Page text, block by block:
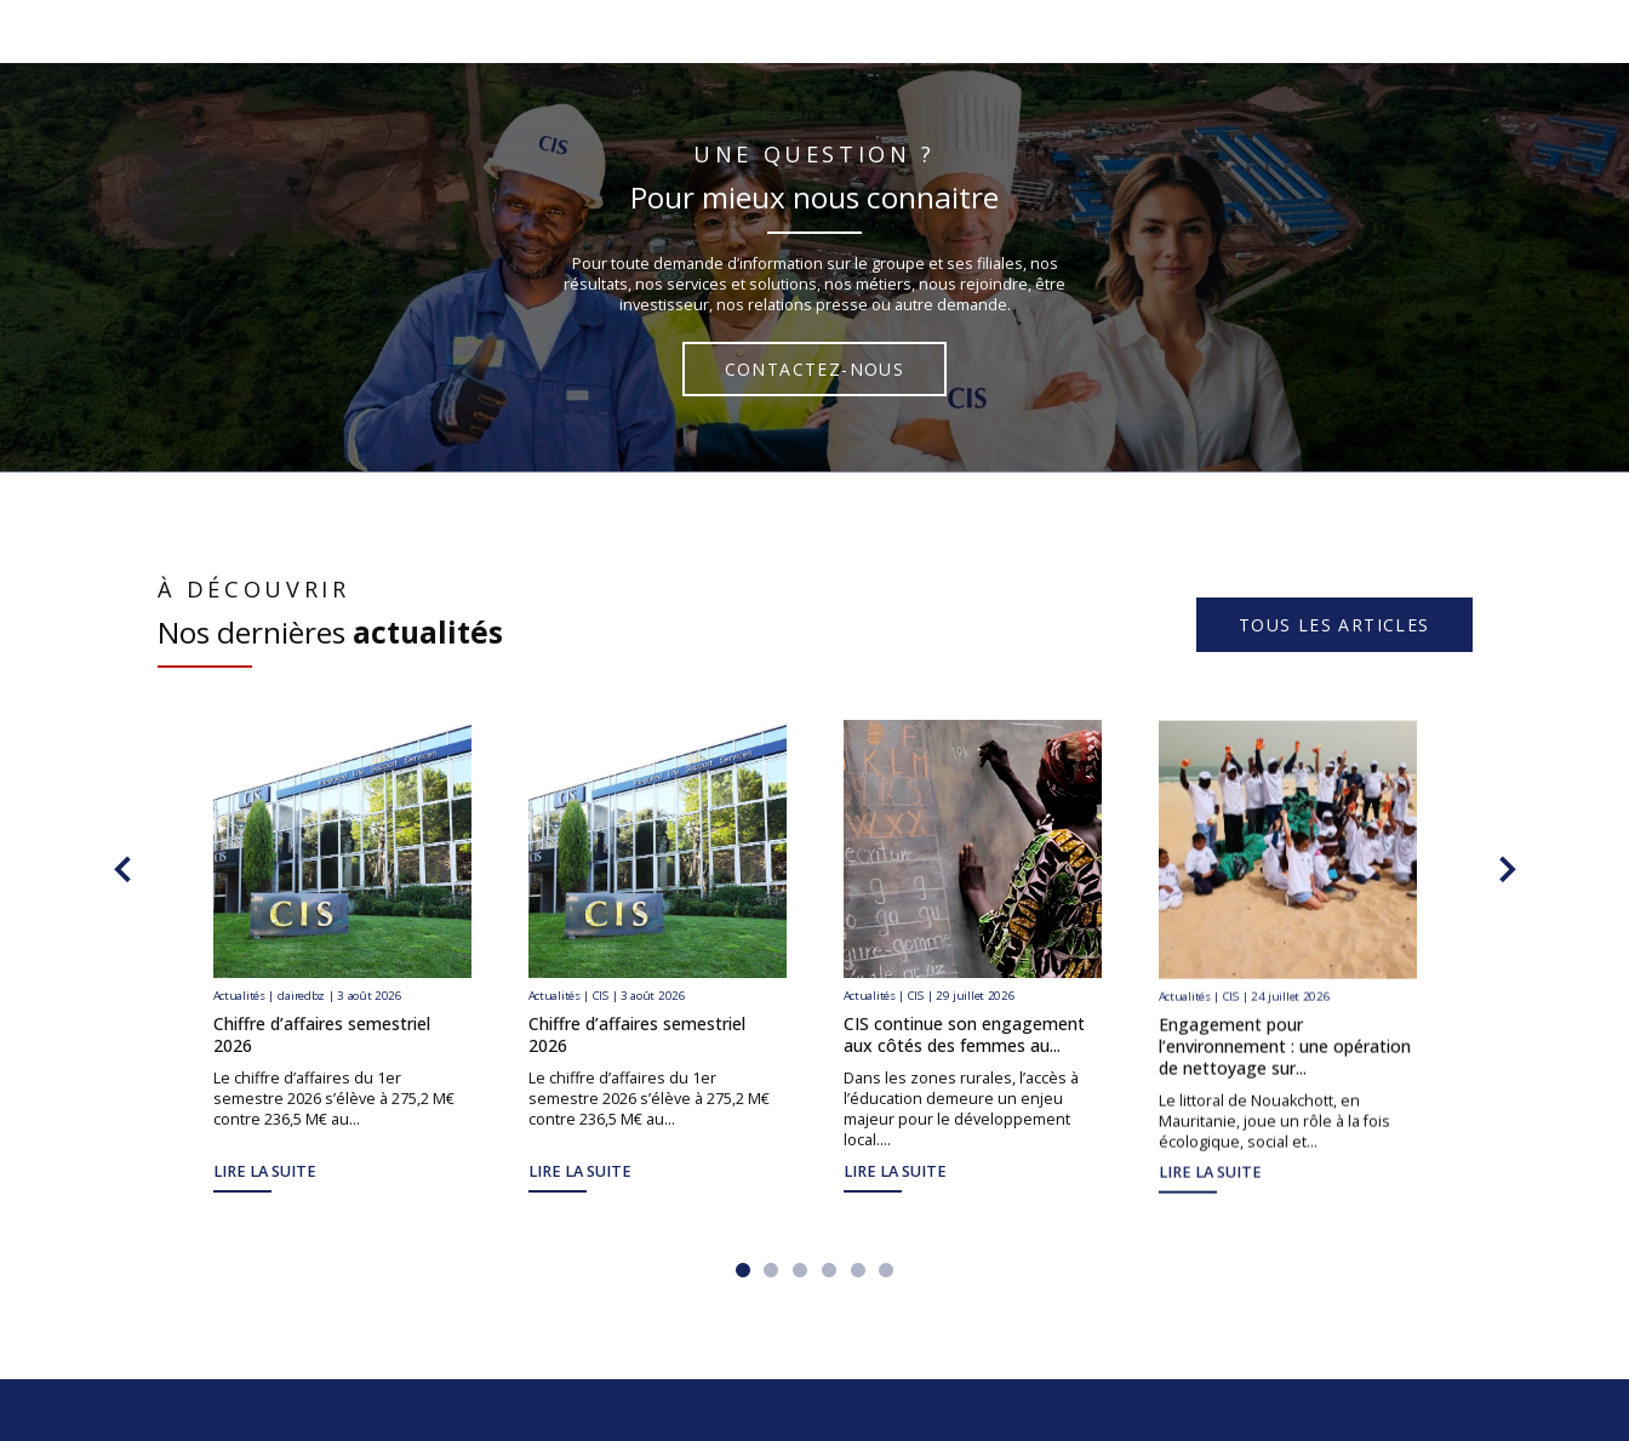
UNE QUESTION ?
Pour mieux nous connaitre
Pour toute demande d’information sur le groupe et ses filiales, nos
résultats, nos services et solutions, nos métiers, nous rejoindre, être
investisseur, nos relations presse ou autre demande.
CONTACTEZ-NOUS
À DÉCOUVRIR
Nos dernières actualités TOUS LES ARTICLES
Actualités | clairedbz | 3 août 2026
Chiffre d’affaires semestriel
2026
Le chiffre d’affaires du 1er
semestre 2026 s’élève à 275,2 M€
contre 236,5 M€ au...
LIRE LA SUITE
Actualités | CIS | 3 août 2026
Chiffre d’affaires semestriel
2026
Le chiffre d’affaires du 1er
semestre 2026 s’élève à 275,2 M€
contre 236,5 M€ au...
LIRE LA SUITE
Actualités | CIS | 29 juillet 2026
CIS continue son engagement
aux côtés des femmes au...
Dans les zones rurales, l’accès à
l’éducation demeure un enjeu
majeur pour le développement
local....
LIRE LA SUITE
Actualités | CIS | 24 juillet 2026
Engagement pour
l’environnement : une opération
de nettoyage sur...
Le littoral de Nouakchott, en
Mauritanie, joue un rôle à la fois
écologique, social et...
LIRE LA SUITE